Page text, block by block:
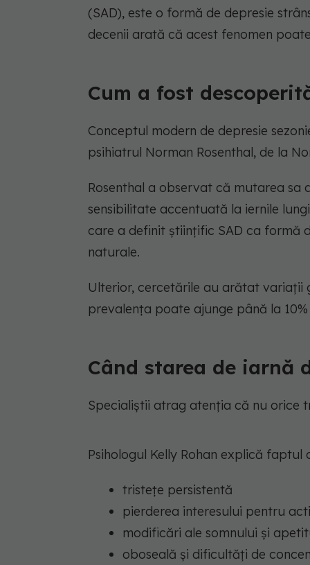
(SAD), este o formă de depresie
decenii arată că acest fenomen
Cum a fost
Conceptul modern de depresie
psihiatrul Norman Rosenthal, de la
Rosenthal a observat că mutarea sa
sensibilitate accentuată la iernile
care a definit științific SAD ca formă
naturale.
Ulterior, cercetările au arătat variații
prevalența poate ajunge până la
Când starea de iarnă
Specialiștii atrag atenția că nu orice
Psihologul Kelly Rohan explică faptul
tristețe persistentă
pierderea interesului pentru
modificări ale somnului și
oboseală și dificultăți de